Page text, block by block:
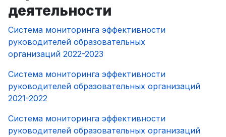
деятельности
Система мониторинга эффективности
руководителей образовательных
организаций 2022-2023
Система мониторинга эффективности
руководителей образовательных организаций
2021-2022
Система мониторинга эффективности
руководителей образовательных организаций